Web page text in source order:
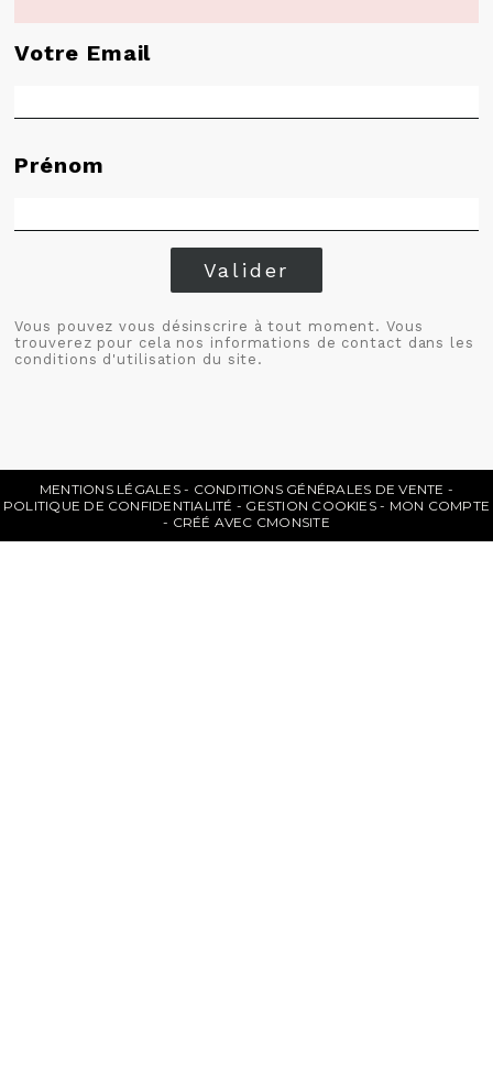
Votre Email
Prénom
Valider
Vous pouvez vous désinscrire à tout moment. Vous
trouverez pour cela nos informations de contact dans les
conditions d'utilisation du site.
MENTIONS LÉGALES
CONDITIONS GÉNÉRALES DE VENTE
POLITIQUE DE CONFIDENTIALITÉ
GESTION COOKIES
MON COMPTE
CRÉÉ AVEC CMONSITE